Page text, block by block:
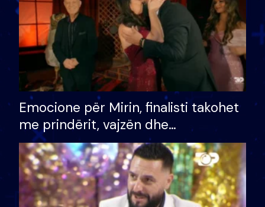
Emocione për Mirin, finalisti takohet
me prindërit, vajzën dhe
bashkëshorten: S’kemi ndonjë letër
divorci apo jo?